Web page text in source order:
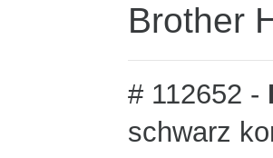
Brother
# 112652 -
schwarz